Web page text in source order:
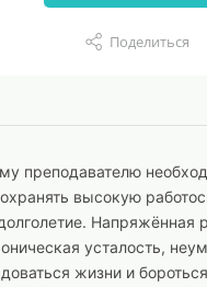
Поделиться
преподавателю
высокую
Напряжённая
усталость,
жизни и